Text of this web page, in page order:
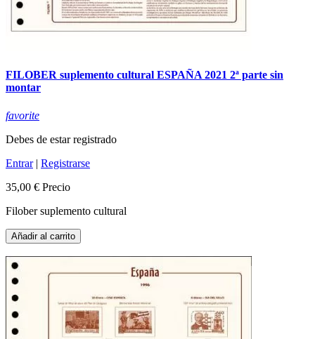
FILOBER suplemento cultural ESPAÑA 2021 2ª parte sin
montar
favorite
Debes de estar registrado
Entrar| Registrarse
35,00 € Precio
Filober suplemento cultural
Añadir al carrito